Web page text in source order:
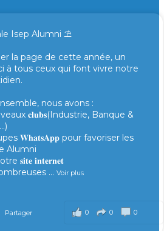
Isep Alumni ⛱️
la page de cette année, un
à tous ceux qui font vivre notre
nous avons :
𝐜𝐥𝐮𝐛𝐬(Industrie, Banque &
𝐖𝐡𝐚𝐭𝐬𝐀𝐩𝐩 pour favoriser les
Alumni
𝐬𝐢𝐭𝐞 𝐢𝐧𝐭𝐞𝐫𝐧𝐞𝐭
... Voir plus
0 0 0
Partager